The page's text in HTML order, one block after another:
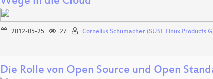
2012-05-25 27 Cornelius Schumacher (SUSE Linux Products
Die Rolle von Open Source und Open